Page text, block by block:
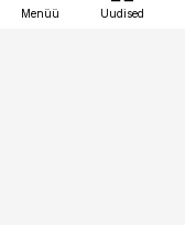
Menüü Uudised